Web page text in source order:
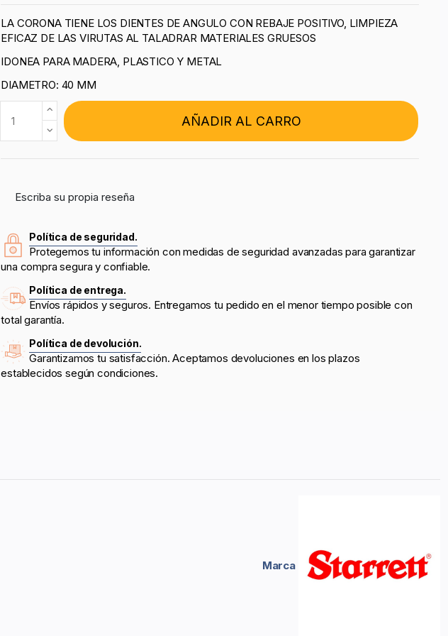
LA CORONA TIENE LOS DIENTES DE ANGULO CON REBAJE POSITIVO, LIMPIEZA
EFICAZ DE LAS VIRUTAS AL TALADRAR MATERIALES GRUESOS
IDONEA PARA MADERA, PLASTICO Y METAL
DIAMETRO: 40 MM
AÑADIR AL CARRO
Escriba su propia reseña
Política de seguridad.
Protegemos tu información con medidas de seguridad avanzadas para garantizar
una compra segura y confiable.
Política de entrega.
Envíos rápidos y seguros. Entregamos tu pedido en el menor tiempo posible con
total garantía.
Política de devolución.
Garantizamos tu satisfacción. Aceptamos devoluciones en los plazos
establecidos según condiciones.
Marca